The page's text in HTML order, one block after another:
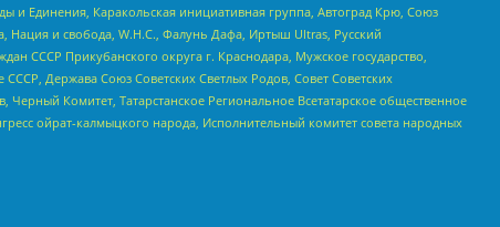
Единения, Каракольская инициативная группа, Автоград Крю, Союз
Нация и свобода, W.H.С., Фалунь Дафа, Иртыш Ultras, Русский
СССР Прикубанского округа г. Краснодара, Мужское государство,
Держава Союз Советских Светлых Родов, Совет Советских
Комитет, Татарстанское Региональное Всетатарское общественное
ойрат-калмыцкого народа, Исполнительный комитет совета народных